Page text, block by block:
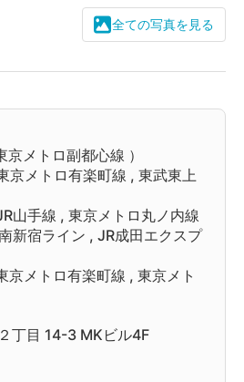
全ての写真を見る
京メトロ副都心線 ）
京メトロ有楽町線 , 東武東上
山手線 , 東京メトロ丸ノ内線
新宿ライン , JR成田エクスプ
京メトロ有楽町線 , 東京メト
丁目 14-3 MKビル4F